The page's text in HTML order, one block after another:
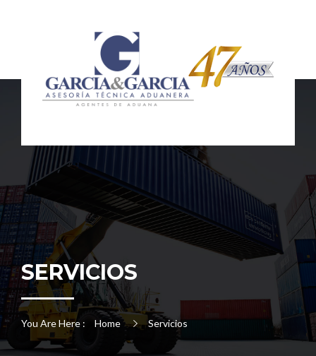
SERVICIOS
You Are Here : Home Servicios